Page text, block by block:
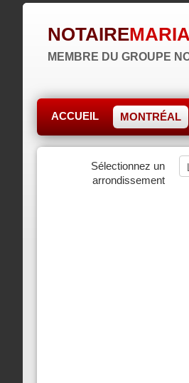
NOTAIRE
MEMBRE DU GROUPE
ACCUEIL MONTRÉAL
Sélectionnez un
arrondissement